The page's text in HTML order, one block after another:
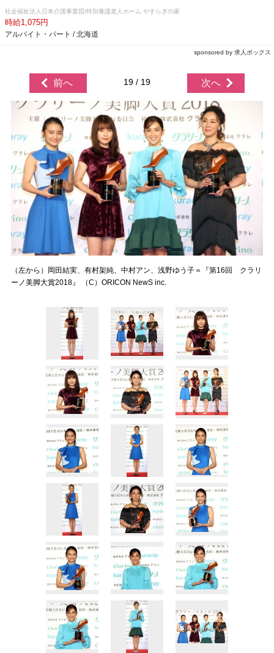
社会福祉法人日本介護事業団/特別養護老人ホーム やすらぎの家
時給1,075円
アルバイト・パート / 北海道
sponsored by 求人ボックス
前へ 19 / 19 次へ
（左から）岡田結実、有村架純、中村アン、浅野ゆう子＝『第16回 クラリ
ーノ美脚大賞2018』 （C）ORICON NewS inc.